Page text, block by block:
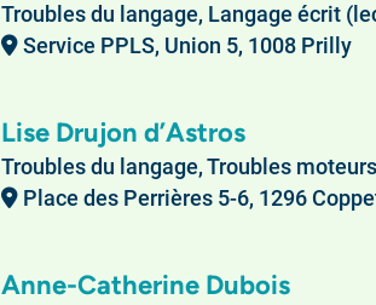
Troubles du langage, Langage écrit
Service PPLS, Union 5, 1008 Prilly
Lise Drujon d’Astros
Troubles du langage, Troubles
Place des Perrières 5-6, 1296
Anne-Catherine Dubois